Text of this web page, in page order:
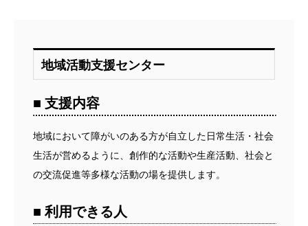
地域活動支援センター
■ 支援内容
地域において障がいのある方が自立した日常生活・社会
生活が営めるように、創作的な活動や生産活動、社会と
の交流促進等多様な活動の場を提供します。
■ 利用できる人